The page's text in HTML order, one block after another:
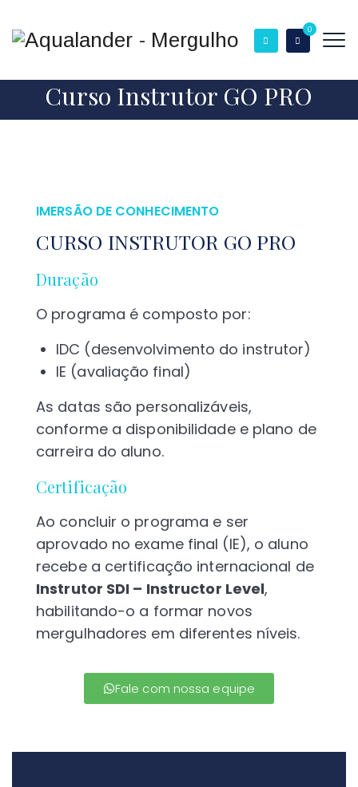
0
Curso Instrutor GO PRO
IMERSÃO DE CONHECIMENTO
CURSO INSTRUTOR GO PRO
Duração
O programa é composto por:
IDC (desenvolvimento do instrutor)
IE (avaliação final)
As datas são personalizáveis,
conforme a disponibilidade e plano de
carreira do aluno.
Certificação
Ao concluir o programa e ser
aprovado no exame final (IE), o aluno
recebe a certificação internacional de
Instrutor SDI – Instructor Level,
habilitando-o a formar novos
mergulhadores em diferentes níveis.
Fale com nossa equipe